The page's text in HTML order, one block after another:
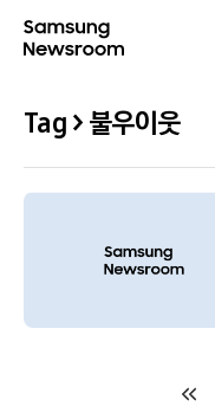
Tag > 불우이웃